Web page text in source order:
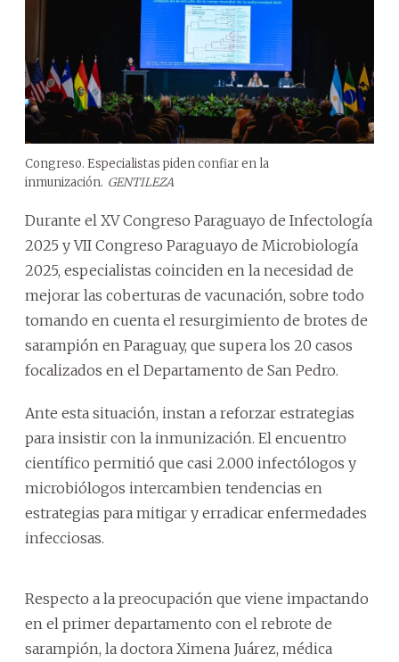
Congreso. Especialistas piden confiar en la
inmunización. GENTILEZA
Durante el XV Congreso Paraguayo de Infectología
2025 y VII Congreso Paraguayo de Microbiología
2025, especialistas coinciden en la necesidad de
mejorar las coberturas de vacunación, sobre todo
tomando en cuenta el resurgimiento de brotes de
sarampión en Paraguay, que supera los 20 casos
focalizados en el Departamento de San Pedro.
Ante esta situación, instan a reforzar estrategias
para insistir con la inmunización. El encuentro
científico permitió que casi 2.000 infectólogos y
microbiólogos intercambien tendencias en
estrategias para mitigar y erradicar enfermedades
infecciosas.
Respecto a la preocupación que viene impactando
en el primer departamento con el rebrote de
sarampión, la doctora Ximena Juárez, médica